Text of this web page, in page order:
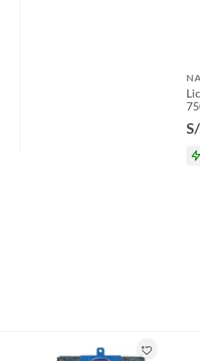
muebles, bicicletas y
etiquetas o sellos.